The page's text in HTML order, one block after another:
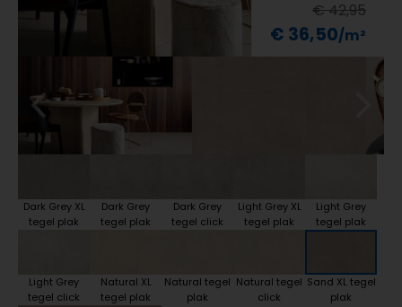
€ 42,95
€ 36,50
Dark Grey XL
tegel plak
Dark Grey
tegel plak
Dark Grey
tegel click
Light Grey XL
tegel plak
Light Grey
tegel plak
Light Grey
tegel click
Natural XL
tegel plak
Natural tegel
plak
Natural tegel
click
Sand XL tegel
plak